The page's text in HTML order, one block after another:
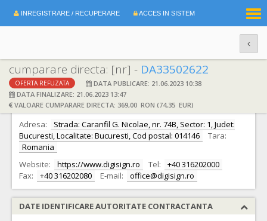
INREGISTRARE / RECUPERARE ACCES IN SISTEM
cumparare directa: [nr] - DA33502622
OFERTA REFUZATA
DATA PUBLICARE: 21.06.2023 10:38
DATA FINALIZARE: 21.06.2023 13:47
VALOARE CUMPARARE DIRECTA: 369,00 RON (74,35 EUR)
DATE IDENTIFICARE OFERTANT
Ofertant: S.C. DIGISIGN S.A. CIF: 17544945
Adresa:
Strada: Caranfil G. Nicolae, nr. 74B, Sector: 1, Judet:
Bucuresti, Localitate: Bucuresti, Cod postal: 014146
Tara:
Romania
Website:
https://www.digisign.ro Tel:
+40 316202000
Fax:
+40 316202080 E-mail: office@digisign.ro
DATE IDENTIFICARE AUTORITATE CONTRACTANTA